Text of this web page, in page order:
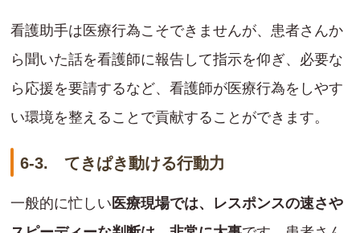
看護助手は医療行為こそできませんが、患者さんか
ら聞いた話を看護師に報告して指示を仰ぎ、必要な
ら応援を要請するなど、看護師が医療行為をしやす
い環境を整えることで貢献することができます。
6-3. てきぱき動ける行動力
一般的に忙しい 医療現場では、レスポンスの速さや